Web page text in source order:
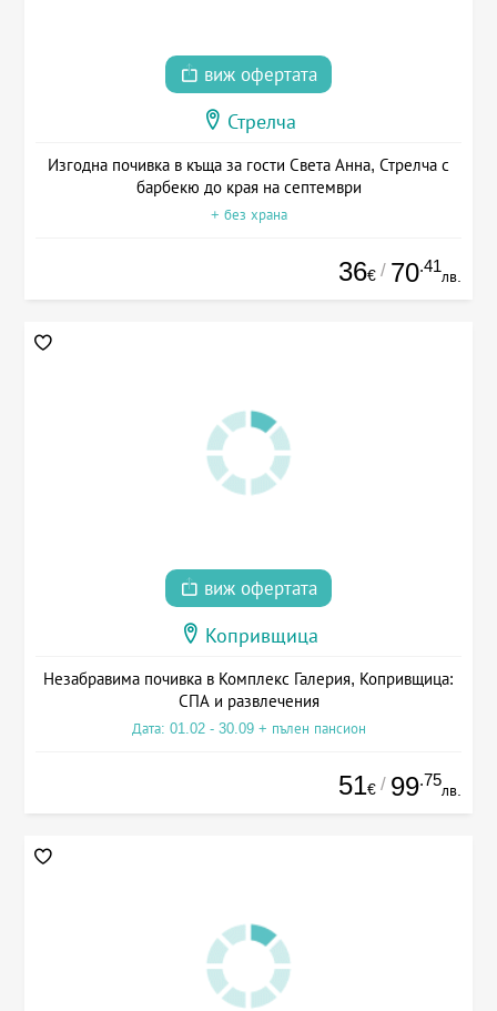
виж офертата
Стрелча
Изгодна почивка в къща за гости Света Анна, Стрелча с
барбекю до края на септември
+ без храна
36€ / 70.41
лв.
виж офертата
Копривщица
Незабравима почивка в Комплекс Галерия, Копривщица:
СПА и развлечения
Дата: 01.02 - 30.09 + пълен пансион
51€ / 99.75
лв.